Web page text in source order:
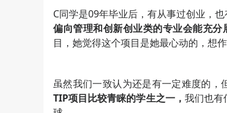
C同学是09年毕业后，有从事过创业，
偏向管理和创新创业类的专业会能充
目，她觉得这个项目是她最心动的，想
虽然我们一致认为还是有一定难度的，
TIP项目比较青睐的学生之一， 我们也有